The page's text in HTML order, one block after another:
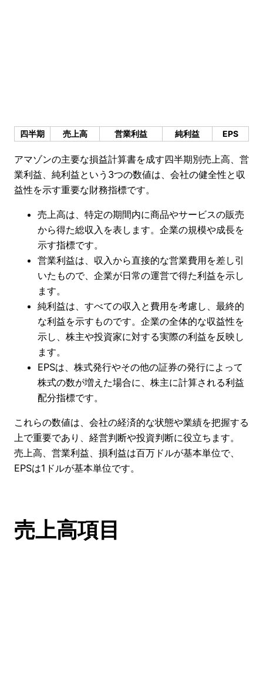
四半期 売上高 営業利益 純利益 EPS
アマゾンの主要な損益計算書を成す四半期別売上高、営
業利益、純利益という3つの数値は、会社の健全性と収
益性を示す重要な財務指標です。
売上高は、特定の期間内に商品やサービスの販売
から得た総収入を表します。企業の規模や成長を
示す指標です。
営業利益は、収入から直接的な営業費用を差し引
いたもので、企業が日常の運営で得た利益を示し
ます。
純利益は、すべての収入と費用を考慮し、最終的
な利益を示すものです。企業の全体的な収益性を
示し、株主や投資家に対する実際の利益を反映し
ます。
EPSは、株式発行やその他の証券の発行によって
株式の数が増えた場合に、株主に計算される利益
配分指標です。
これらの数値は、会社の経済的な状態や業績を把握する
上で重要であり、経営判断や投資判断に役立ちます。
売上高、営業利益、損利益は百万ドルが基本単位で、
EPSは1ドルが基本単位です。
売上高項目